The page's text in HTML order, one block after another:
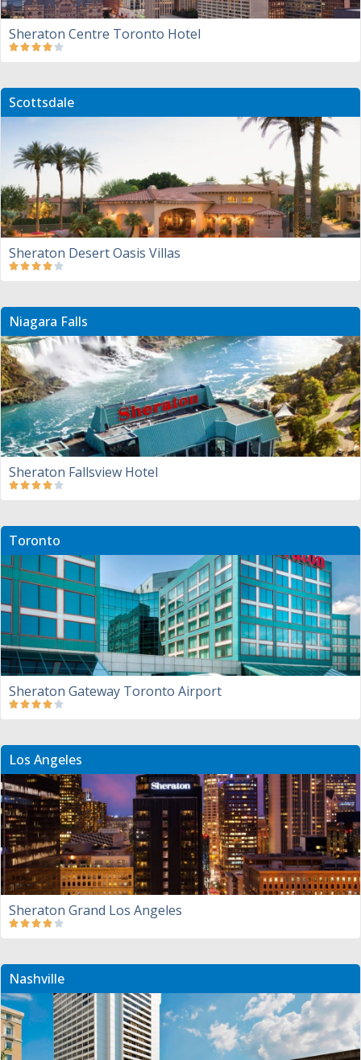
Sheraton Centre Toronto Hotel
Scottsdale
Sheraton Desert Oasis Villas
Niagara Falls
Sheraton Fallsview Hotel
Toronto
Sheraton Gateway Toronto Airport
Los Angeles
Sheraton Grand Los Angeles
Nashville